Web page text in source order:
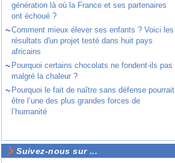
génération là où la France et ses partenaires
ont échoué ?
~Comment mieux élever ses enfants ? Voici les
résultats d'un projet testé dans huit pays
africains
~ Pourquoi certains chocolats ne fondent-ils pas
malgré la chaleur ?
~ Pourquoi le fait de naître sans défense pourrait
être l’une des plus grandes forces de
l’humanité
Suivez-nous sur ...